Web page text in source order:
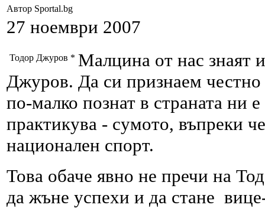
Автор Sportal.bg
27 ноември 2007
Тодор Джуров * Малцина от нас знаят
Джуров. Да си признаем
по-малко познат в страната ни
практикува - сумото, въпреки
национален спорт.
Това обаче явно не пречи на
да жъне успехи и да стане